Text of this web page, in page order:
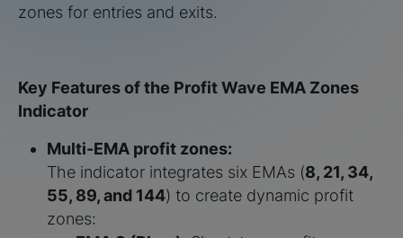
zones for entries and exits.
Key Features of the Profit Wave EMA Zones
Indicator
Multi-EMA profit zones:
The indicator integrates six EMAs (8, 21, 34,
55, 89, and 144) to create dynamic profit
zones: